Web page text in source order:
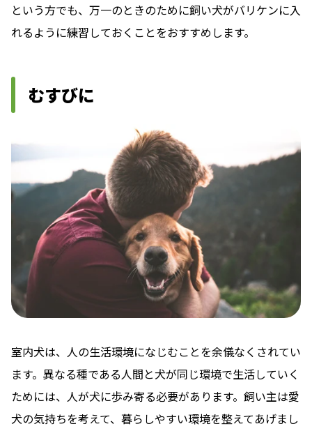
という方でも、万一のときのために飼い犬がバリケンに入
れるように練習しておくことをおすすめします。
むすびに
室内犬は、人の生活環境になじむことを余儀なくされてい
ます。異なる種である人間と犬が同じ環境で生活していく
ためには、人が犬に歩み寄る必要があります。飼い主は愛
犬の気持ちを考えて、暮らしやすい環境を整えてあげまし